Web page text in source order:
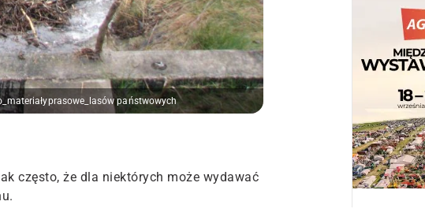
państwowych
często, że dla niektórych może wydawać